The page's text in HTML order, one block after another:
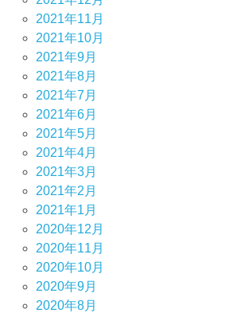
2021年11月
2021年10月
2021年9月
2021年8月
2021年7月
2021年6月
2021年5月
2021年4月
2021年3月
2021年2月
2021年1月
2020年12月
2020年11月
2020年10月
2020年9月
2020年8月